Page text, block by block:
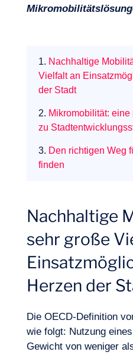
1. Nachhaltige
Vielfalt an
der Stadt
2. Mikromobilität:
zu
3. Den richtigen Weg
finden
Nachhaltige
sehr große
Herzen der
Die OECD-Definition
wie folgt: Nutzung
Gewicht von weniger